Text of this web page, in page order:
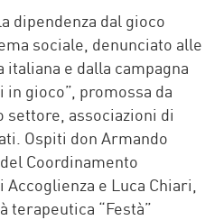
dipendenza dal gioco
sociale, denunciato alle
e dalla campagna
gioco”, promossa da
settore, associazioni di
Ospiti don Armando
Coordinamento
e Luca Chiari,
terapeutica “Festà”